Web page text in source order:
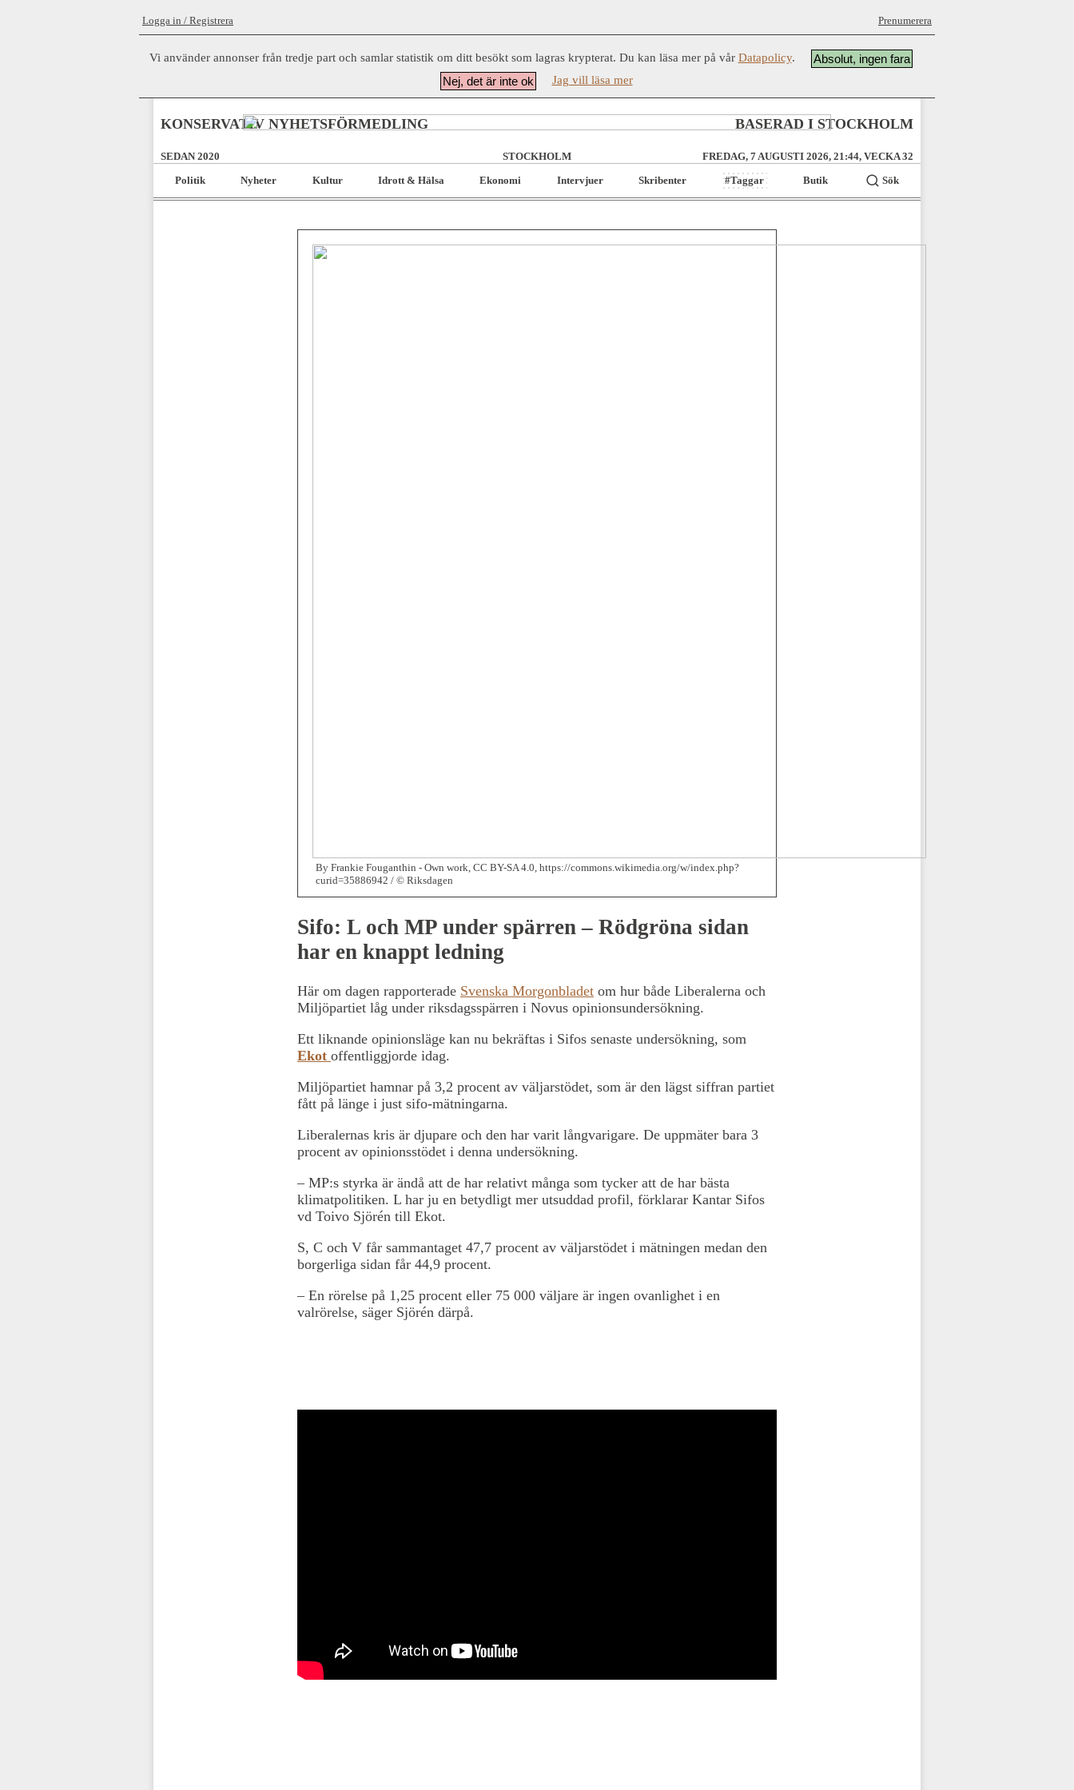
Logga in / Registrera Prenumerera
Vi använder annonser från tredje part och samlar statistik om ditt besökt som lagras krypterat. Du kan läsa mer på vår Datapolicy.
Absolut, ingen fara
Nej, det är inte ok
Jag vill läsa mer
KONSERVATIV NYHETSFÖRMEDLING BASERAD I STOCKHOLM
SEDAN 2020 STOCKHOLM
FREDAG, 7 AUGUSTI 2026, 21:44, VECKA 32
Politik
Nyheter Kultur Idrott & Hälsa Ekonomi Intervjuer Skribenter #Taggar Butik Sök
By Frankie Fouganthin - Own work, CC BY-SA 4.0, https://commons.wikimedia.org/w/index.php?
curid=35886942 / © Riksdagen
Sifo: L och MP under spärren – Rödgröna sidan
har en knappt ledning
Här om dagen rapporterade Svenska Morgonbladet om hur både Liberalerna och
Miljöpartiet låg under riksdagsspärren i Novus opinionsundersökning.
Ett liknande opinionsläge kan nu bekräftas i Sifos senaste undersökning, som
Ekot offentliggjorde idag.
Miljöpartiet hamnar på 3,2 procent av väljarstödet, som är den lägst siffran partiet
fått på länge i just sifo-mätningarna.
Liberalernas kris är djupare och den har varit långvarigare. De uppmäter bara 3
procent av opinionsstödet i denna undersökning.
– MP:s styrka är ändå att de har relativt många som tycker att de har bästa
klimatpolitiken. L har ju en betydligt mer utsuddad profil, förklarar Kantar Sifos
vd Toivo Sjörén till Ekot.
S, C och V får sammantaget 47,7 procent av väljarstödet i mätningen medan den
borgerliga sidan får 44,9 procent.
– En rörelse på 1,25 procent eller 75 000 väljare är ingen ovanlighet i en
valrörelse, säger Sjörén därpå.